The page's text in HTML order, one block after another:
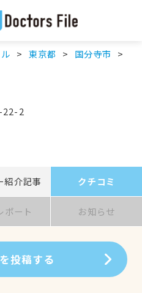
東京都 国分寺市
22-2
紹介記事 クチコミ
ポート お知らせ
投稿する